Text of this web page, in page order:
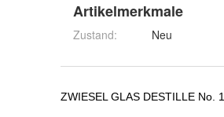
Artikelmerkmale
Zustand: Neu